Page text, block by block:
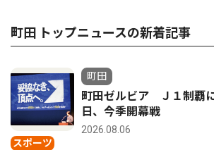
町田 トップニュースの新着記事
スポーツ
町田
町田ゼルビア Ｊ１制覇
日、今季開幕戦
2026.08.06